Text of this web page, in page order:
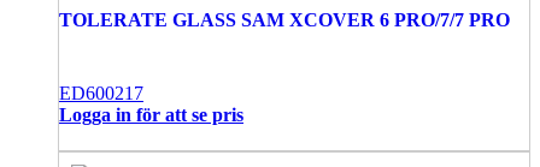
TOLERATE GLASS SAM XCOVER 6 PRO/7/7 PRO
ED600217
Logga in för att se pris